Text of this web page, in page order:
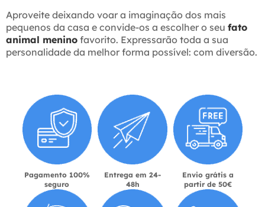
Aproveite deixando voar a imaginação dos mais
pequenos da casa e convide-os a escolher o seu fato
animal menino favorito. Expressarão toda a sua
personalidade da melhor forma possível: com diversão.
Pagamento 100%
seguro
Entrega em 24-
48h
Envio grátis a
partir de 50€